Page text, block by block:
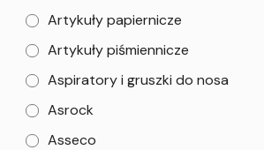
Artykuły papiernicze
Artykuły piśmiennicze
Aspiratory i gruszki do nosa
Asrock
Asseco